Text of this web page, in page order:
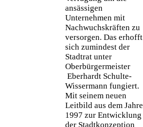
ansässigen
Unternehmen mit
Nachwuchskräften zu
versorgen. Das erhofft
sich zumindest der
Stadtrat unter
Oberbürgermeister
Eberhardt Schulte-
Wissermann fungiert.
Mit seinem neuen
Leitbild aus dem Jahre
1997 zur Entwicklung
der Stadtkonzeption